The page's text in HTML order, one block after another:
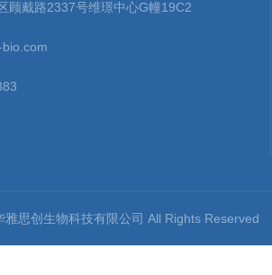
顾戴路2337号维璟中心G幢19C2
雅思创生物科技有限公司 All Rights